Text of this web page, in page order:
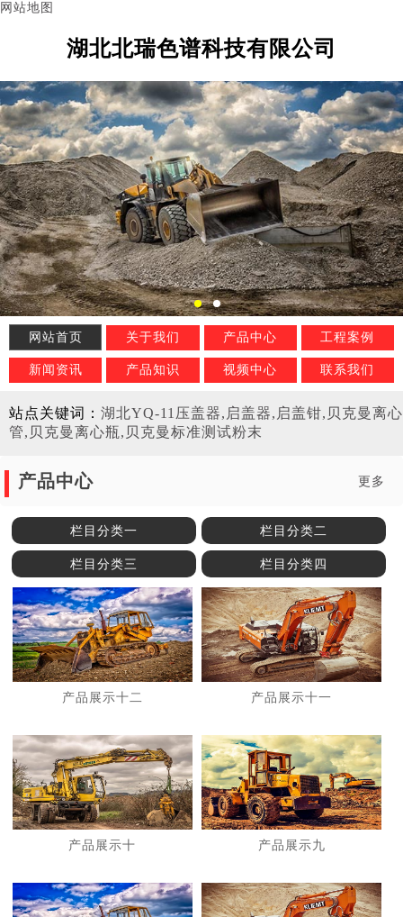
网站地图
湖北北瑞色谱科技有限公司
网站首页 关于我们 产品中心 工程案例
新闻资讯 产品知识 视频中心 联系我们
站点关键词： 湖北YQ-11压盖器,启盖器,启盖钳,贝克曼离心
管,贝克曼离心瓶,贝克曼标准测试粉末
产品中心 更多
栏目分类一 栏目分类二
栏目分类三 栏目分类四
产品展示十二 产品展示十一
产品展示十 产品展示九